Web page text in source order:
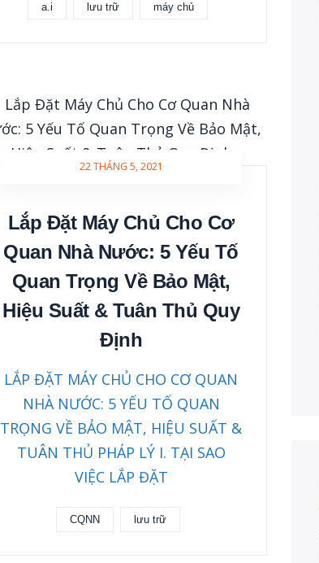
a.i lưu trữ máy chủ
22 THÁNG 5, 2021
Lắp Đặt Máy Chủ Cho Cơ
Quan Nhà Nước: 5 Yếu Tố
Quan Trọng Về Bảo Mật,
Hiệu Suất & Tuân Thủ Quy
Định
LẮP ĐẶT MÁY CHỦ CHO CƠ QUAN
NHÀ NƯỚC: 5 YẾU TỐ QUAN
TRỌNG VỀ BẢO MẬT, HIỆU SUẤT &
TUÂN THỦ PHÁP LÝ I. TẠI SAO
VIỆC LẮP ĐẶT
CQNN lưu trữ